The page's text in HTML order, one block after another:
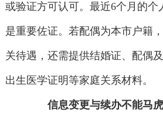
或验证方可认可。最近6个月的个
是重要佐证。若配偶为本市户籍
关待遇，还需提供结婚证、配偶
出生医学证明等家庭关系材料。
信息变更与续办不能马虎